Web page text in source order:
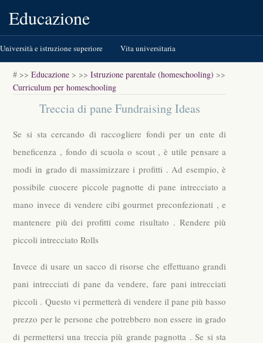
Educazione
Università e istruzione superiore Vita universitaria
Formazione continua Istruzione parentale (homeschooling)
K-12 (istruzione primaria e secondaria) Test standardizzati
# >>Educazione > >>Istruzione parentale (homeschooling) >>
Curriculum per homeschooling
Treccia di pane Fundraising Ideas
Se si sta cercando di raccogliere fondi per un ente di
beneficenza , fondo di scuola o scout , è utile pensare a
modi in grado di massimizzare i profitti . Ad esempio, è
possibile cuocere piccole pagnotte di pane intrecciato a
mano invece di vendere cibi gourmet preconfezionati , e
mantenere più dei profitti come risultato . Rendere più
piccoli intrecciato Rolls
Invece di usare un sacco di risorse che effettuano grandi
pani intrecciati di pane da vendere, fare pani intrecciati
piccoli . Questo vi permetterà di vendere il pane più basso
prezzo per le persone che potrebbero non essere in grado
di permettersi una treccia più grande pagnotta . Se si sta